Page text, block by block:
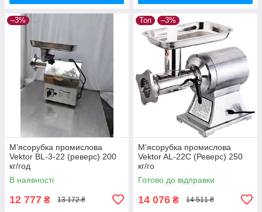
–3%
М’ясорубка промислова
Vektor BL-3-22 (реверс) 200
кг/год
В наявності
12 777 ₴ 13 172 ₴
Топ –3%
М’ясорубка промислова
Vektor AL-22C (Реверс) 250
кг/го
Готово до відправки
14 076 ₴ 14 511 ₴